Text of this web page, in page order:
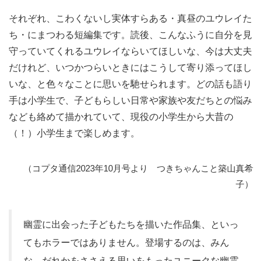
それぞれ、こわくないし実体すらある・真昼のユウレイた
ち・にまつわる短編集です。読後、こんなふうに自分を見
守っていてくれるユウレイならいてほしいな、今は大丈夫
だけれど、いつかつらいときにはこうして寄り添ってほし
いな、と色々なことに思いを馳せられます。どの話も語り
手は小学生で、子どもらしい日常や家族や友だちとの悩み
なども絡めて描かれていて、現役の小学生から大昔の
（！）小学生まで楽しめます。
（コプタ通信2023年10月号より つきちゃんこと築山真希
子）
幽霊に出会った子どもたちを描いた作品集、といっ
てもホラーではありません。登場するのは、みん